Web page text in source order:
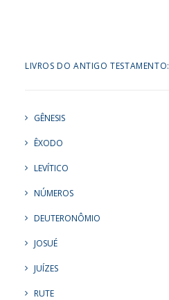
LIVROS DO ANTIGO TESTAMENTO:
GÊNESIS
ÊXODO
LEVÍTICO
NÚMEROS
DEUTERONÔMIO
JOSUÉ
JUÍZES
RUTE